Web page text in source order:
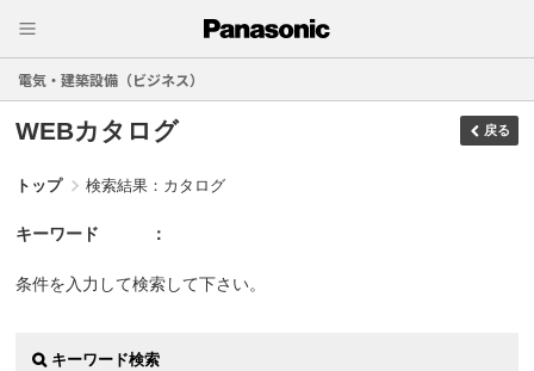
電気・建築設備（ビジネス）
WEBカタログ 戻る
トップ 検索結果：カタログ
キーワード
条件を入力して検索して下さい。
キーワード検索